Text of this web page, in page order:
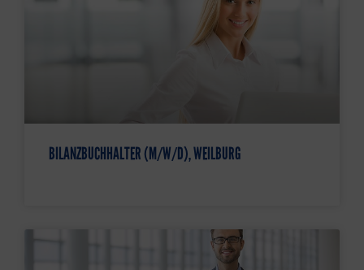
BILANZBUCHHALTER (M/W/D), WEILBURG